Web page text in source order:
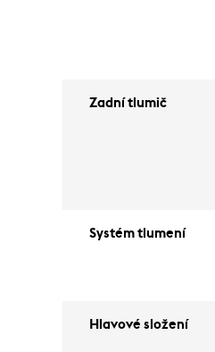
Zadní tlumič
Systém tlumení
Hlavové složení